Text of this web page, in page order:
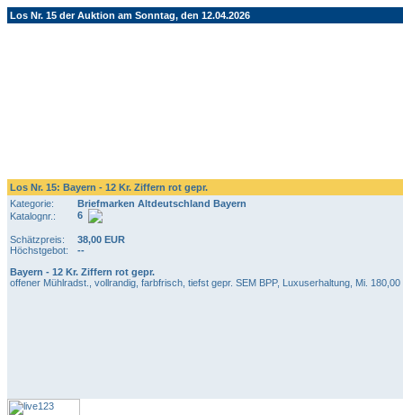
Los Nr. 15 der Auktion am Sonntag, den 12.04.2026
Los Nr. 15: Bayern - 12 Kr. Ziffern rot gepr.
Kategorie:
Briefmarken Altdeutschland Bayern
Katalognr.:
6
Schätzpreis:
38,00 EUR
Höchstgebot:
--
Bayern - 12 Kr. Ziffern rot gepr.
offener Mühlradst., vollrandig, farbfrisch, tiefst gepr. SEM BPP, Luxuserhaltung, Mi. 180,00